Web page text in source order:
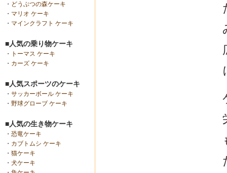
・ どうぶつの森ケーキ
・ マリオ ケーキ
・ マインクラフト ケーキ
■人気の乗り物ケーキ
・
トーマス ケーキ
・ カーズ ケーキ
■人気スポーツのケーキ
・ サッカーボール ケーキ
・ 野球グローブ ケーキ
■人気の生き物ケーキ
・ 恐竜ケーキ
・ カブトムシ ケーキ
・ 猫ケーキ
・ 犬ケーキ